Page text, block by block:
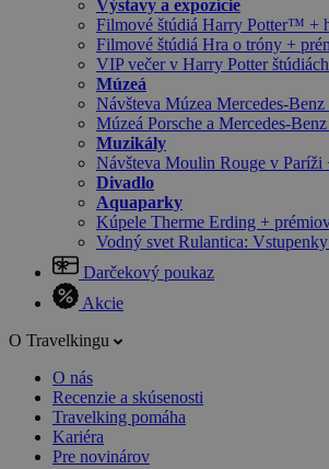
Výstavy a expozície
Filmové štúdiá Harry Potter™ +
Filmové štúdiá Hra o tróny +
VIP večer v Harry Potter
Múzeá
Návšteva Múzea Mercedes-
Múzeá Porsche a Mercedes-
Muzikály
Návšteva Moulin Rouge v Paríži
Divadlo
Aquaparky
Kúpele Therme Erding +
Vodný svet Rulantica:
Darčekový poukaz
Akcie
O Travelkingu
O nás
Recenzie a skúsenosti
Travelking pomáha
Kariéra
Pre novinárov